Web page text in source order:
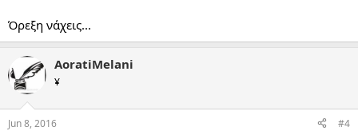
Όρεξη νάχεις...
AoratiMelani
¥
Jun 8, 2016 #4